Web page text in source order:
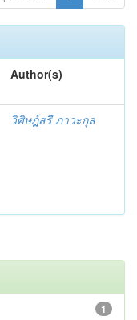
Author(s)
วิศิษฎ์สรี ภาวะกุล
1